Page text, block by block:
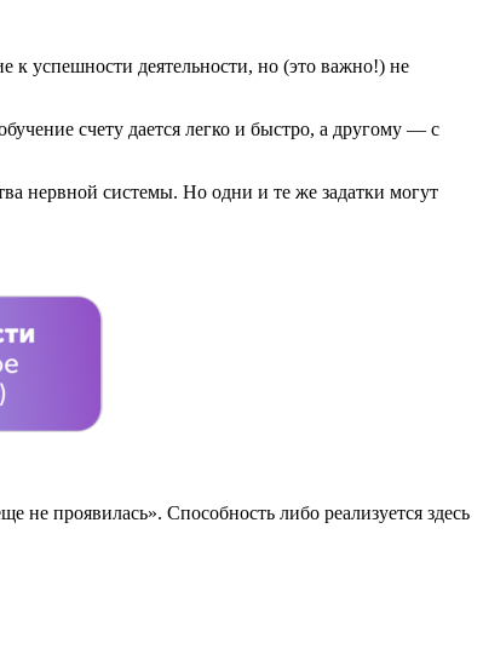
к успешности деятельности, но (это важно!) не
счету дается легко и быстро, а другому — с
нервной системы. Но одни и те же задатки могут
не проявилась». Способность либо реализуется здесь